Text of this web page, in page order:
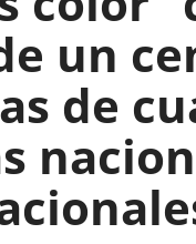
un
de